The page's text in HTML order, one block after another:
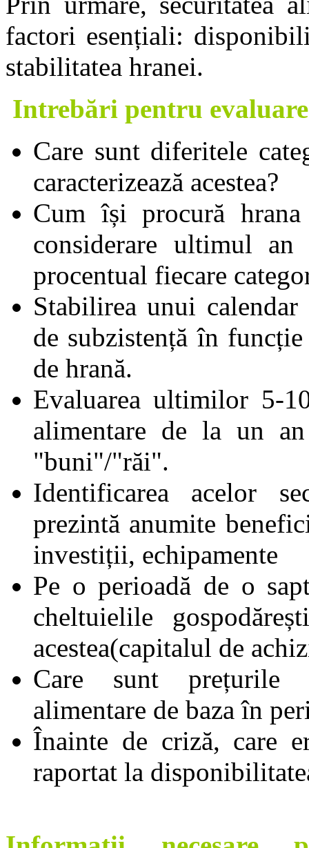
factori esențiali:
stabilitatea hranei.
Intrebări pentru
Care sunt diferitele
caracterizează acestea?
Cum își procură
considerare ultimul
procentual fiecare
Stabilirea unui
de subzistență în
de hrană.
Evaluarea ultimilor 5-
alimentare de la un
"buni"/"răi".
Identificarea acelor
prezintă anumite
investiții, echipamente
Pe o perioadă de o
cheltuielile
acestea(capitalul de
Care sunt prețurile
alimentare de baza în
Înainte de criză, care
raportat la